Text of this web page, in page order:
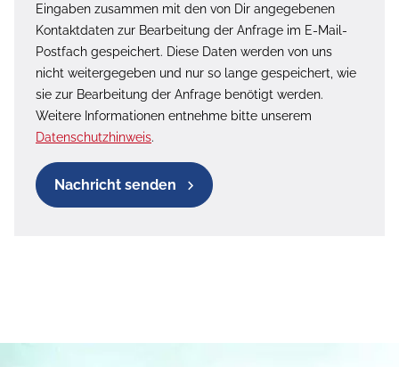
Eingaben zusammen mit den von Dir angegebenen
Kontaktdaten zur Bearbeitung der Anfrage im E-Mail-
Postfach gespeichert. Diese Daten werden von uns
nicht weitergegeben und nur so lange gespeichert, wie
sie zur Bearbeitung der Anfrage benötigt werden.
Weitere Informationen entnehme bitte unserem
Datenschutzhinweis.
Nachricht senden